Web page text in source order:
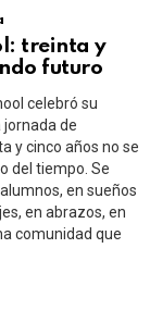
treinta y
futuro
celebró su
de
y cinco años no se
del tiempo. Se
en sueños
en abrazos, en
comunidad que